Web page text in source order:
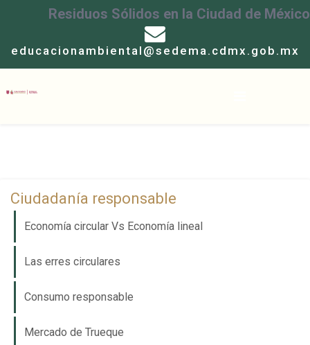
Residuos Sólidos en la Ciudad de México
educacionambiental@sedema.cdmx.gob.mx
Ciudadanía responsable
Economía circular Vs Economía lineal
Las erres circulares
Consumo responsable
Mercado de Trueque